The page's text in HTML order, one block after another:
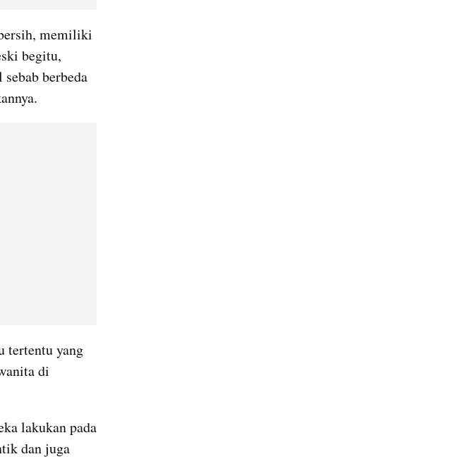
memiliki
begitu,
berbeda
tertentu yang
di
lakukan pada
dan juga